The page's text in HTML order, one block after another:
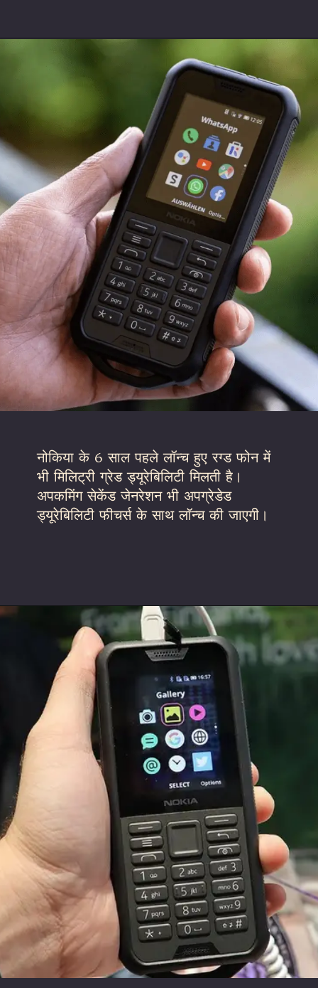
नोकिया के 6 साल पहले लॉन्च हुए रग्ड फोन में
भी मिलिट्री ग्रेड ड्यूरेबिलिटी मिलती है।
अपकमिंग सेकेंड जेनरेशन भी अपग्रेडेड
ड्यूरेबिलिटी फीचर्स के साथ लॉन्च की जाएगी।